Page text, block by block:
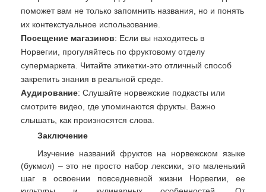
поможет вам не только запомнить названия, но и понять
их контекстуальное использование.
Посещение магазинов: Если вы находитесь в
Норвегии, прогуляйтесь по фруктовому отделу
супермаркета. Читайте этикетки-это отличный способ
закрепить знания в реальной среде.
Аудирование: Слушайте норвежские подкасты или
смотрите видео, где упоминаются фрукты. Важно
слышать, как произносятся слова.
Заключение
Изучение названий фруктов на норвежском языке
(букмол) – это не просто набор лексики, это маленький
шаг в освоении повседневной жизни Норвегии, ее